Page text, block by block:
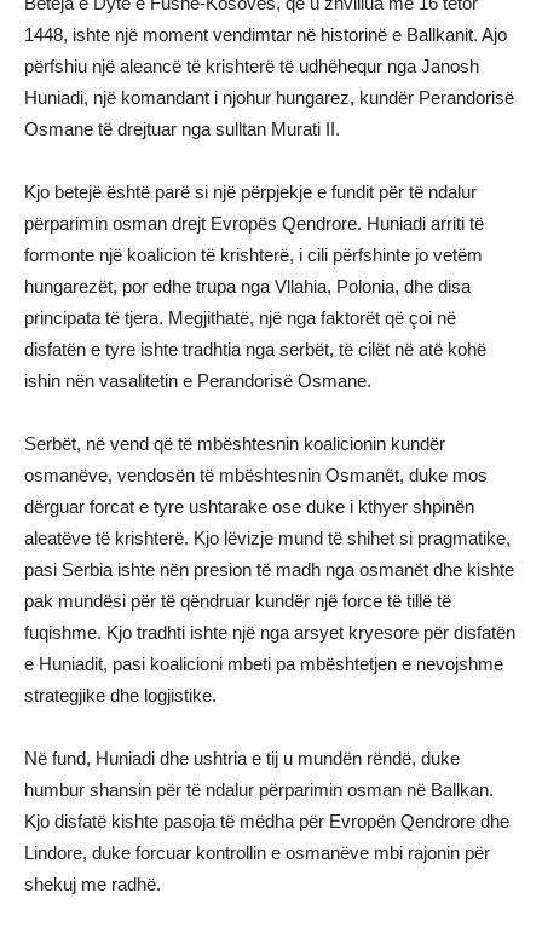
1448, ishte një moment vendimtar në historinë e Ballkanit. Ajo
përfshiu një aleancë të krishterë të udhëhequr nga Janosh
Huniadi, një komandant i njohur hungarez, kundër Perandorisë
Osmane të drejtuar nga sulltan Murati II.
Kjo betejë është parë si një përpjekje e fundit për të ndalur
përparimin osman drejt Evropës Qendrore. Huniadi arriti të
formonte një koalicion të krishterë, i cili përfshinte jo vetëm
hungarezët, por edhe trupa nga Vllahia, Polonia, dhe disa
principata të tjera. Megjithatë, një nga faktorët që çoi në
disfatën e tyre ishte tradhtia nga serbët, të cilët në atë kohë
ishin nën vasalitetin e Perandorisë Osmane.
Serbët, në vend që të mbështesnin koalicionin kundër
osmanëve, vendosën të mbështesnin Osmanët, duke mos
dërguar forcat e tyre ushtarake ose duke i kthyer shpinën
aleatëve të krishterë. Kjo lëvizje mund të shihet si pragmatike,
pasi Serbia ishte nën presion të madh nga osmanët dhe kishte
pak mundësi për të qëndruar kundër një force të tillë të
fuqishme. Kjo tradhti ishte një nga arsyet kryesore për disfatën
e Huniadit, pasi koalicioni mbeti pa mbështetjen e nevojshme
strategjike dhe logjistike.
Në fund, Huniadi dhe ushtria e tij u mundën rëndë, duke
humbur shansin për të ndalur përparimin osman në Ballkan.
Kjo disfatë kishte pasoja të mëdha për Evropën Qendrore dhe
Lindore, duke forcuar kontrollin e osmanëve mbi rajonin për
shekuj me radhë.